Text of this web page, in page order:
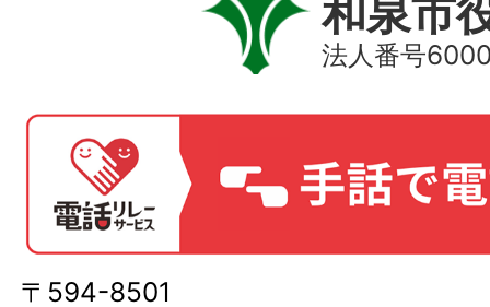
和泉市
法人番号
〒594-8501